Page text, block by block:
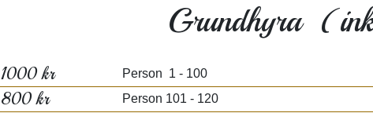
Grundhyra
1000 kr Person 1 - 100
800 kr Person 101 - 120